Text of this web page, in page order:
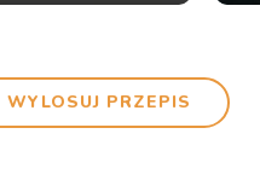
WYLOSUJ PRZEPIS